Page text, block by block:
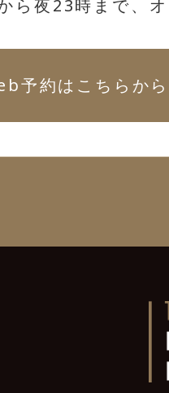
ら夜23時まで、
予約はこちらから